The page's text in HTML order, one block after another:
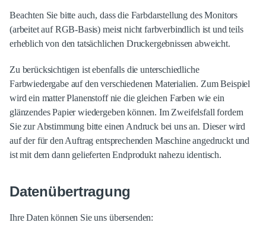
Beachten Sie bitte auch, dass die Farbdarstellung des Monitors
(arbeitet auf RGB-Basis) meist nicht farbverbindlich ist und teils
erheblich von den tatsächlichen Druckergebnissen abweicht.
Zu berücksichtigen ist ebenfalls die unterschiedliche
Farbwiedergabe auf den verschiedenen Materialien. Zum Beispiel
wird ein matter Planenstoff nie die gleichen Farben wie ein
glänzendes Papier wiedergeben können. Im Zweifelsfall fordern
Sie zur Abstimmung bitte einen Andruck bei uns an. Dieser wird
auf der für den Auftrag entsprechenden Maschine angedruckt und
ist mit dem dann gelieferten Endprodukt nahezu identisch.
Datenübertragung
Ihre Daten können Sie uns übersenden: